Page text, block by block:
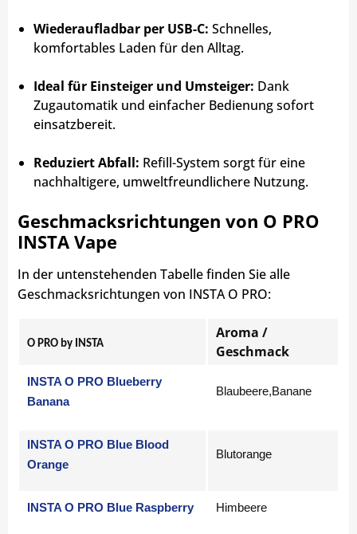
Wiederaufladbar per USB-C: Schnelles,
komfortables Laden für den Alltag.
Ideal für Einsteiger und Umsteiger: Dank
Zugautomatik und einfacher Bedienung sofort
einsatzbereit.
Reduziert Abfall: Refill-System sorgt für eine
nachhaltigere, umweltfreundlichere Nutzung.
Geschmacksrichtungen von O PRO
INSTA Vape
In der untenstehenden Tabelle finden Sie alle
Geschmacksrichtungen von INSTA O PRO:
O PRO by INSTA
Aroma /
Geschmack
INSTA O PRO Blueberry
Banana
Blaubeere,Banane
INSTA O PRO Blue Blood
Orange
Blutorange
INSTA O PRO Blue Raspberry Himbeere